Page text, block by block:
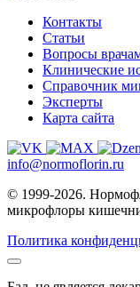
Контакты
Статьи
Вопросы
Клинические
Справочник
Эксперты
Карта сайта
info@normoflorin.ru
© 1999-2026.
микрофлоры
Политика